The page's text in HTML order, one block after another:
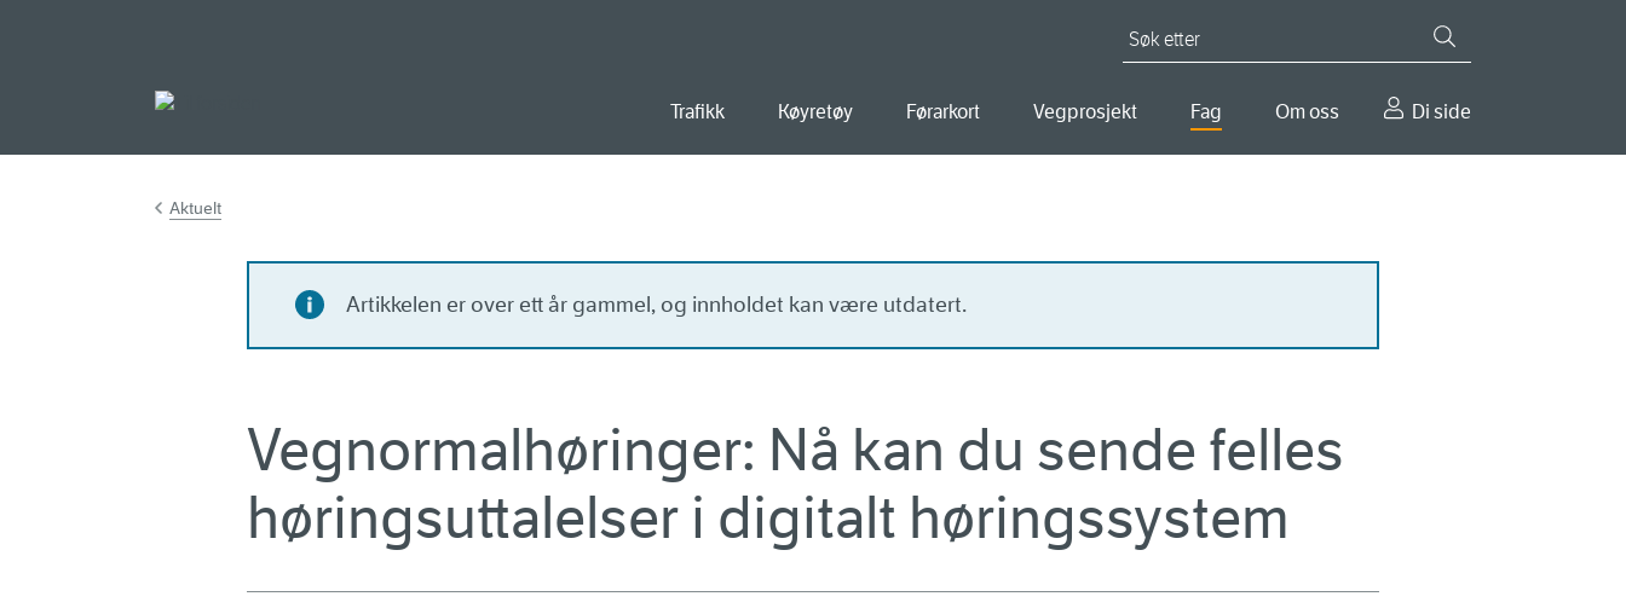
Trafikk Køyretøy Førarkort Vegprosjekt Fag Om oss Di side
Aktuelt
Artikkelen er over ett år gammel, og innholdet kan være utdatert.
Vegnormalhøringer: Nå kan du sende felles
høringsuttalelser i digitalt høringssystem